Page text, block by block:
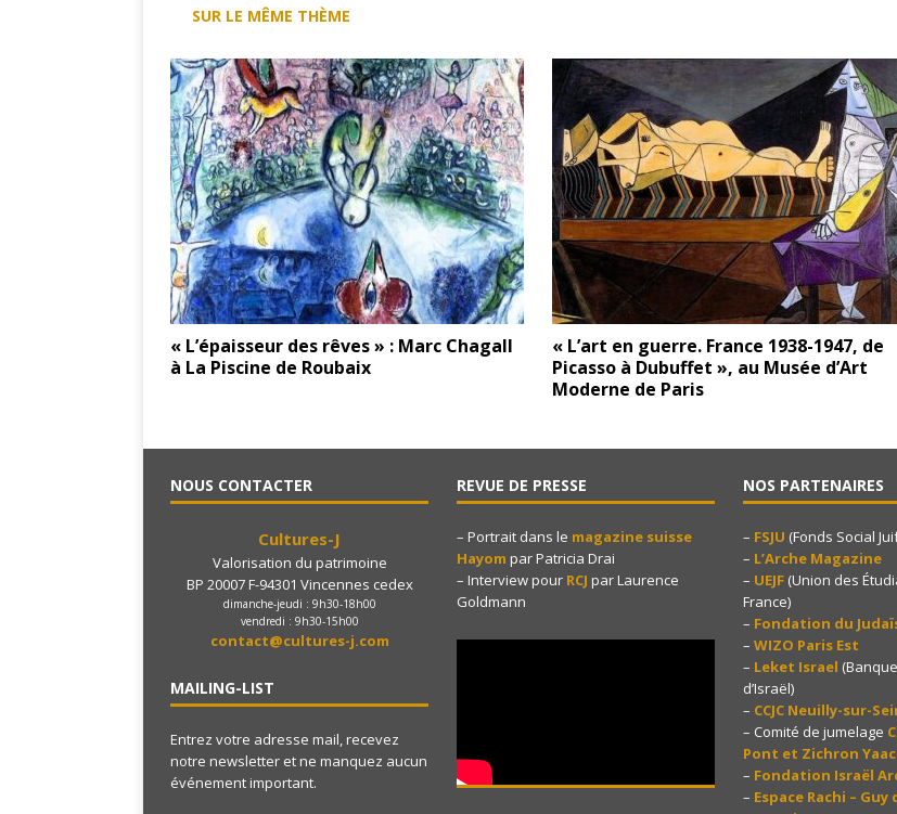
SUR LE MÊME THÈME
« L’épaisseur des rêves » : Marc Chagall
à La Piscine de Roubaix
« L’art en guerre. France 1938-1947, de
Picasso à Dubuffet », au Musée d’Art
Moderne de Paris
NOUS CONTACTER
Cultures-J
Valorisation du patrimoine
BP 20007 F-94301 Vincennes cedex
dimanche-jeudi : 9h30-18h00
vendredi : 9h30-15h00
contact@cultures-j.com
MAILING-LIST
Entrez votre adresse mail, recevez
notre newsletter et ne manquez aucun
événement important.
REVUE DE PRESSE
– Portrait dans le magazine suisse
Hayom par Patricia Drai
– Interview pour RCJ par Laurence
Goldmann
NOS PARTENAIRES
– FSJU (Fonds Social
– L’Arche Magazine
– UEJF(Union des
France)
– Fondation du
– WIZO Paris Est
– Leket Israel
d’Israël)
– CCJC Neuilly-sur-
– Comité de jumelage
Pont et Zichron
– Fondation Israël
– Espace Rachi –